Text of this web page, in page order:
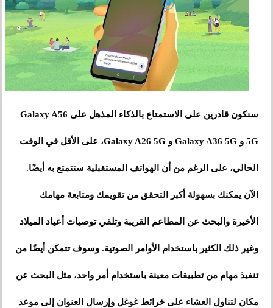
سنكون قادرين على الاستمتاع بالذكاء المذهل على Galaxy A56
5G و Galaxy A36 5G و Galaxy A26 5G، على الأقل في الوقت
الحالي، على الرغم من أن الهواتف المستقبلية ستتمتع به أيضًا.
الآن يمكنك بسهولة أكبر التحقق من تقويمك ومتابعة مهامك
الأخيرة والبحث عن المطاعم القريبة وتلقي توصيات أعياد الميلاد
وغير ذلك الكثير باستخدام الأوامر الصوتية. وسوف تتمكن أيضًا من
تنفيذ مهام من تطبيقات معينة باستخدام أمر واحد، مثل البحث عن
مكان لتناول العشاء على خرائط غوغل وإرسال العنوان إلى موعد